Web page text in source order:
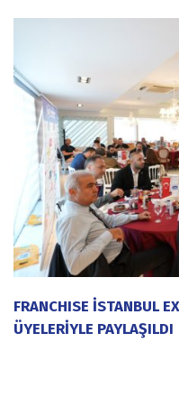
FRANCHISE İSTANBUL
ÜYELERİYLE PAYLAŞILDI